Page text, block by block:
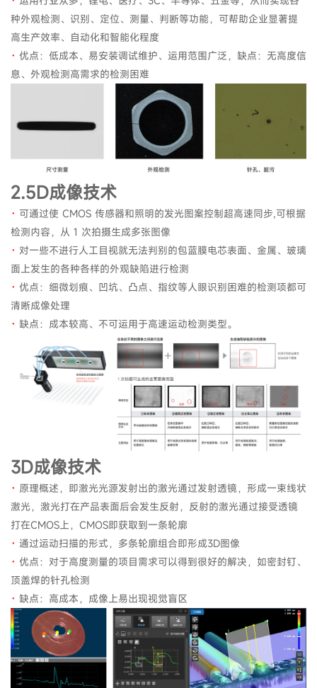
种外观检测、识别、定位、测量、判断等功能，可帮助企业显著提
高生产效率、自动化和智能化程度
· 优点：低成本、易安装调试维护、运用范围广泛，缺点：无高度信
息、外观检测高需求的检测困难
2.5D成像技术
· 可通过使 CMOS 传感器和照明的发光图案控制超高速同步,可根据
检测内容，从 1 次拍摄生成多张图像
· 对一些不进行人工目视就无法判别的包蓝膜电芯表面、金属、玻璃
面上发生的各种各样的外观缺陷进行检测
· 优点：细微划痕、凹坑、凸点、指纹等人眼识别困难的检测项都可
清晰成像处理
· 缺点：成本较高、不可运用于高速运动检测类型。
3D成像技术
· 原理概述，即激光光源发射出的激光通过发射透镜，形成一束线状
激光，激光打在产品表面后会发生反射，反射的激光通过接受透镜
打在CMOS上，CMOS即获取到一条轮廓
· 通过运动扫描的形式，多条轮廓组合即形成3D图像
· 优点：对于高度测量的项目需求可以得到很好的解决，如密封钉、
顶盖焊的针孔检测
· 缺点：高成本，成像上易出现视觉盲区